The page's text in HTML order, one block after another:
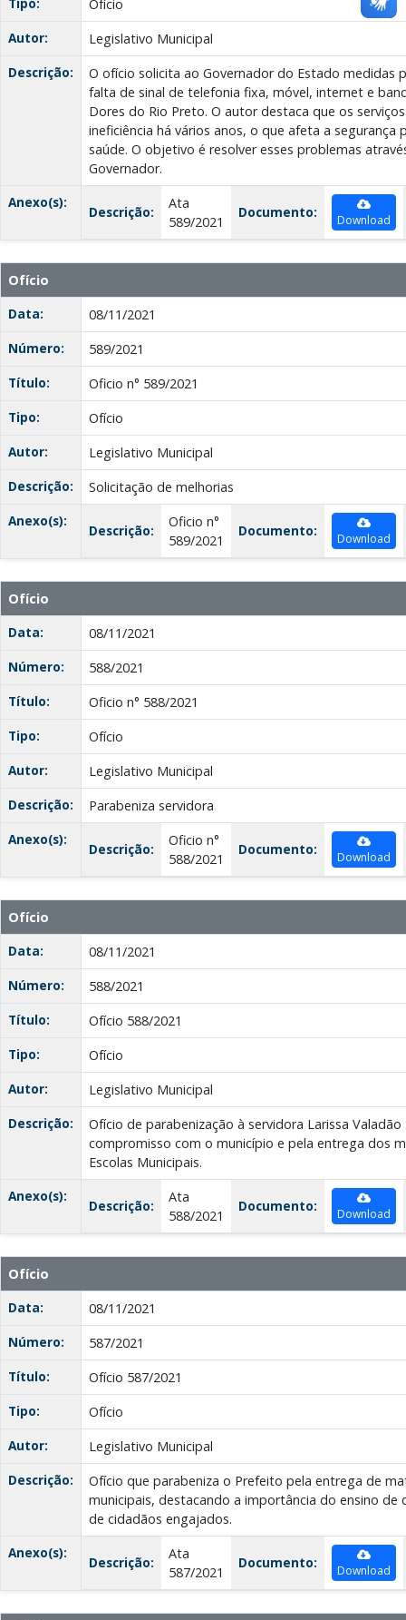
Ofício
Autor:
Legislativo Municipal
Descrição:
O ofício solicita ao Governador do Estado medidas
falta de sinal de telefonia fixa, móvel, internet e
Dores do Rio Preto. O autor destaca que os
ineficiência há vários anos, o que afeta a segurança
saúde. O objetivo é resolver esses problemas
Governador.
Anexo(s):
Descrição:
Ata
589/2021
Documento: Download
Ofício
Data:
08/11/2021
Número:
589/2021
Título:
Oficio n° 589/2021
Tipo:
Ofício
Autor:
Legislativo Municipal
Descrição:
Solicitação de melhorias
Anexo(s):
Descrição:
Oficio n°
589/2021
Documento: Download
Ofício
Data:
08/11/2021
Número:
588/2021
Título:
Oficio n° 588/2021
Tipo:
Ofício
Autor:
Legislativo Municipal
Descrição:
Parabeniza servidora
Anexo(s):
Descrição:
Oficio n°
588/2021
Documento: Download
Ofício
Data:
08/11/2021
Número:
588/2021
Título:
Ofício 588/2021
Tipo:
Ofício
Autor:
Legislativo Municipal
Descrição:
Ofício de parabenização à servidora Larissa
compromisso com o município e pela entrega dos
Escolas Municipais.
Anexo(s):
Descrição:
Ata
588/2021
Documento: Download
Ofício
Data:
08/11/2021
Número:
587/2021
Título:
Ofício 587/2021
Tipo:
Ofício
Autor:
Legislativo Municipal
Descrição:
Ofício que parabeniza o Prefeito pela entrega de
municipais, destacando a importância do ensino de
de cidadãos engajados.
Anexo(s):
Descrição:
Ata
587/2021
Documento: Download